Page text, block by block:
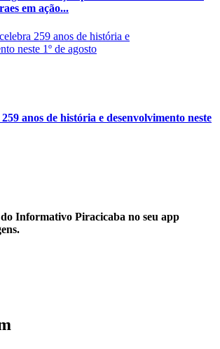
em ação...
anos de história e desenvolvimento neste
do Informativo Piracicaba no seu app